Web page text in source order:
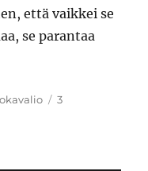
että vaikkei se
se parantaa
3